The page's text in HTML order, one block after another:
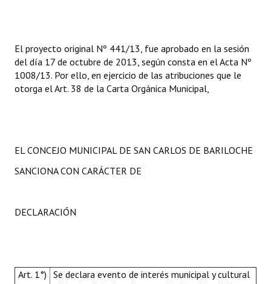
El proyecto original Nº 441/13, fue aprobado en la sesión
del día 17 de octubre de 2013, según consta en el Acta Nº
1008/13. Por ello, en ejercicio de las atribuciones que le
otorga el Art. 38 de la Carta Orgánica Municipal,
EL CONCEJO MUNICIPAL DE SAN CARLOS DE BARILOCHE
SANCIONA CON CARÁCTER DE
DECLARACIÓN
Art. 1°) Se declara evento de interés municipal y cultural